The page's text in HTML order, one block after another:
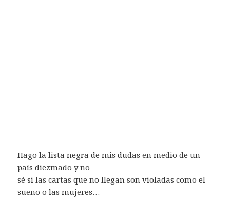
Hago la lista negra de mis dudas en medio de un
país diezmado y no
sé si las cartas que no llegan son violadas como el
sueño o las mujeres…